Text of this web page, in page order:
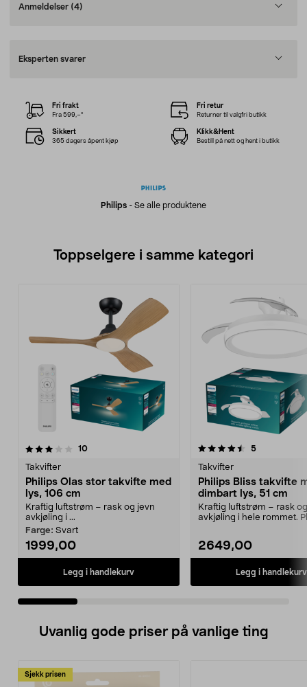
Anmeldelser (4)
Eksperten svarer
Philips - Se alle produktene
Fri frakt
Fra 599,–*
Fri retur
Returner til valgfri butikk
Sikkert
365 dagers åpent kjøp
Klikk&Hent
Bestill på nett og hent i butikk
Toppselgere i samme kategori
10anmeldelser
Takvifter
Philips Olas stor takvifte med
lys, 106 cm
Kraftig luftstrøm – rask og jevn
avkjøling i ...
Farge: Svart
1999,00
Legg i handlekurv
4.5 av 5 stjerner 5anmeldelser
Takvifter
Philips Bliss takvifte
dimbart lys, 51 cm
Kraftig luftstrøm – rask
avkjøling i hele rommet.
2649,00
Legg i handlekurv
3.5 av 5 stjerner
Uvanlig gode priser på vanlige ting
Sjekk prisen